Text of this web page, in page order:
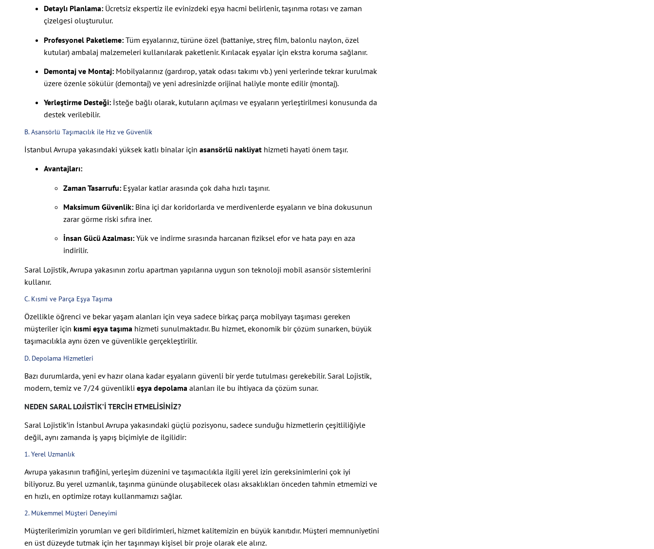
Detaylı Planlama: Ücretsiz ekspertiz ile evinizdeki eşya hacmi belirlenir, taşınma rotası ve zaman
çizelgesi oluşturulur.
Profesyonel Paketleme: Tüm eşyalarınız, türüne özel (battaniye, streç film, balonlu naylon, özel
kutular) ambalaj malzemeleri kullanılarak paketlenir. Kırılacak eşyalar için ekstra koruma sağlanır.
Demontaj ve Montaj: Mobilyalarınız (gardırop, yatak odası takımı vb.) yeni yerlerinde tekrar kurulmak
üzere özenle sökülür (demontaj) ve yeni adresinizde orijinal haliyle monte edilir (montaj).
Yerleştirme Desteği: İsteğe bağlı olarak, kutuların açılması ve eşyaların yerleştirilmesi konusunda da
destek verilebilir.
B. Asansörlü Taşımacılık ile Hız ve Güvenlik
İstanbul Avrupa yakasındaki yüksek katlı binalar için asansörlü nakliyat hizmeti hayati önem taşır.
Avantajları:
Zaman Tasarrufu: Eşyalar katlar arasında çok daha hızlı taşınır.
Maksimum Güvenlik: Bina içi dar koridorlarda ve merdivenlerde eşyaların ve bina dokusunun
zarar görme riski sıfıra iner.
İnsan Gücü Azalması: Yük ve indirme sırasında harcanan fiziksel efor ve hata payı en aza
indirilir.
Saral Lojistik, Avrupa yakasının zorlu apartman yapılarına uygun son teknoloji mobil asansör sistemlerini
kullanır.
C. Kısmi ve Parça Eşya Taşıma
Özellikle öğrenci ve bekar yaşam alanları için veya sadece birkaç parça mobilyayı taşıması gereken
müşteriler için kısmi eşya taşıma hizmeti sunulmaktadır. Bu hizmet, ekonomik bir çözüm sunarken, büyük
taşımacılıkla aynı özen ve güvenlikle gerçekleştirilir.
D. Depolama Hizmetleri
Bazı durumlarda, yeni ev hazır olana kadar eşyaların güvenli bir yerde tutulması gerekebilir. Saral Lojistik,
modern, temiz ve 7/24 güvenlikli eşya depolama alanları ile bu ihtiyaca da çözüm sunar.
NEDEN SARAL LOJISTIK’I TERCIH ETMELISINIZ?
Saral Lojistik’in İstanbul Avrupa yakasındaki güçlü pozisyonu, sadece sunduğu hizmetlerin çeşitliliğiyle
değil, aynı zamanda iş yapış biçimiyle de ilgilidir:
1. Yerel Uzmanlık
Avrupa yakasının trafiğini, yerleşim düzenini ve taşımacılıkla ilgili yerel izin gereksinimlerini çok iyi
biliyoruz. Bu yerel uzmanlık, taşınma gününde oluşabilecek olası aksaklıkları önceden tahmin etmemizi ve
en hızlı, en optimize rotayı kullanmamızı sağlar.
2. Mükemmel Müşteri Deneyimi
Müşterilerimizin yorumları ve geri bildirimleri, hizmet kalitemizin en büyük kanıtıdır. Müşteri memnuniyetini
en üst düzeyde tutmak için her taşınmayı kişisel bir proje olarak ele alırız.